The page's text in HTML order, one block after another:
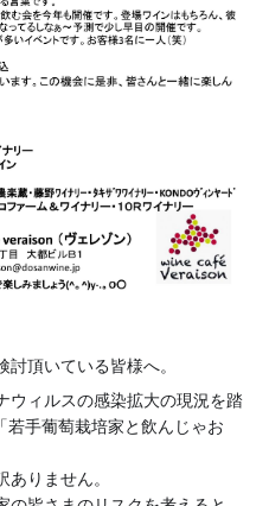
頂いている皆様へ。
ウィルスの感染拡大の現況を踏
若手葡萄栽培家と飲んじゃお
りません。